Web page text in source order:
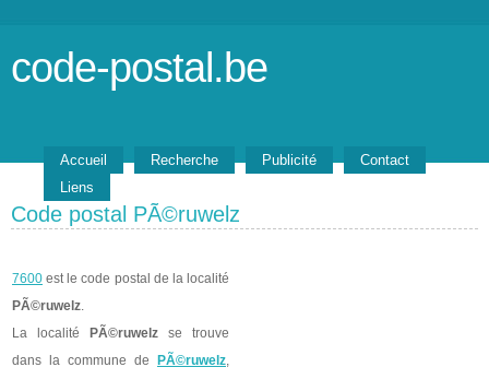
code-postal.be
Accueil Recherche Publicité
Contact
Liens
Code postal PÃ©ruwelz
7600 est le code postal de la localité
PÃ©ruwelz.
La localité
PÃ©ruwelz se trouve
dans la commune de
PÃ©ruwelz,